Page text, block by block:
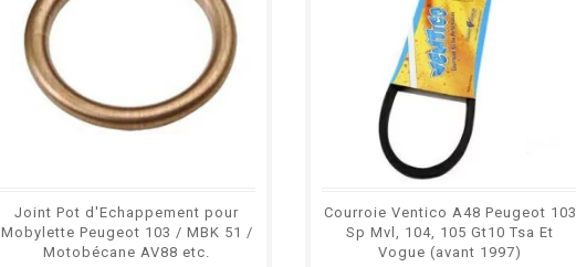
Joint Pot d'Echappement pour
Mobylette Peugeot 103 / MBK 51 /
Motobécane AV88 etc.
Courroie Ventico A48 Peugeot 103
Sp Mvl, 104, 105 Gt10 Tsa Et
Vogue (avant 1997)